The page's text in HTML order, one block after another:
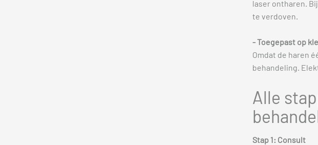
laser ontharen.
te verdoven.
- Toegepast op
Omdat de haren
behandeling.
Alle
Stap 1: Consult